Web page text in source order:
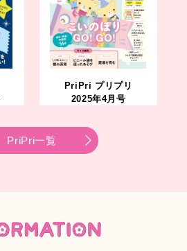
PriPri プリプリ
2025年4月号
PriPri一覧